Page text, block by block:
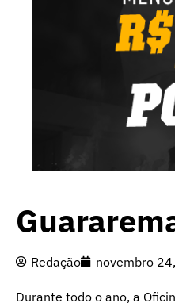
Redação novembro
Durante todo o ano, a